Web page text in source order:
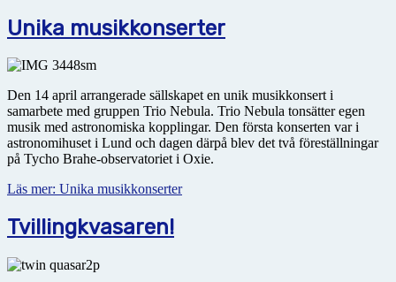
Unika musikkonserter
Den 14 april arrangerade sällskapet en unik musikkonsert i
samarbete med gruppen Trio Nebula. Trio Nebula tonsätter egen
musik med astro­no­miska kopplingar. Den första konserten var i
astronomihuset i Lund och dagen därpå blev det två föreställningar
på Tycho Brahe-observatoriet i Oxie.
Läs mer: Unika musikkonserter
Tvillingkvasaren!